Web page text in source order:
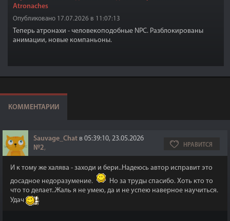
Atronaches
Опубликовано 17.07.2026 в 11:07:13
Теперь атронахи - человекоподобные NPC. Разблокированы
анимации, новые компаньоны.
КОММЕНТАРИИ
Sauvage_Chat в 05:39:10, 23.05.2026
№2, НРАВИТСЯ
И к тому же халява - заходи и бери..Надеюсь автор исправит это
досадное недоразумение.
Но за труды спасибо. Хоть кто то
что то делает..Жаль я не умею, да и не успею наверное научиться.
Удач